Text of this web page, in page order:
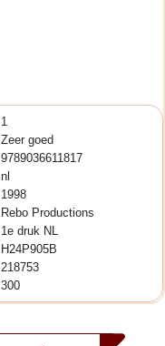
1
Zeer goed
9789036611817
nl
1998
Rebo Productions
1e druk NL
H24P905B
218753
300